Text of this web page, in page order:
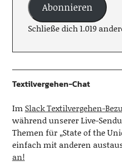
Abonnieren
Schließe dich 1.019
Textilvergehen-Chat
Im Slack Textilvergehen-
während unserer Live-
Themen für „State of the
einfach mit anderen
an!